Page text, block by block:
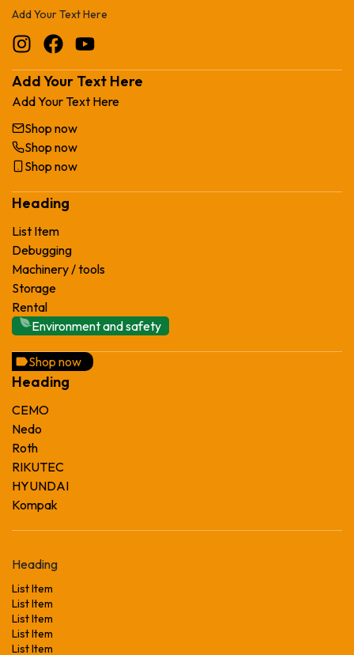
Add Your Text Here
Add Your Text Here
Add Your Text Here
Shop now
Shop now
Shop now
Heading
List Item
Debugging
Machinery / tools
Storage
Rental
Environment and safety
Shop now
Heading
CEMO
Nedo
Roth
RIKUTEC
HYUNDAI
Kompak
Heading
List Item
List Item
List Item
List Item
List Item